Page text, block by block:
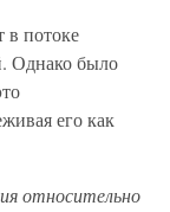
в потоке
Однако было
его как
относительно